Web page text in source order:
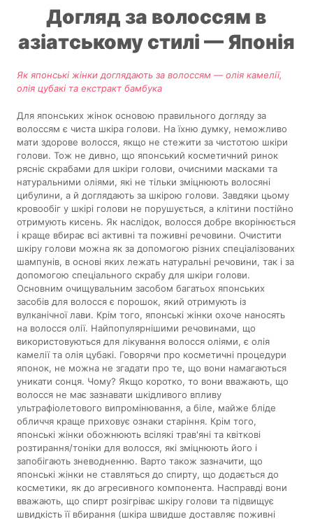
Догляд за волоссям в
азіатському стилі — Японія
Як японські жінки доглядають за волоссям — олія камелії,
олія цубакі та екстракт бамбука
Для японських жінок основою правильного догляду за
волоссям є чиста шкіра голови. На їхню думку, неможливо
мати здорове волосся, якщо не стежити за чистотою шкіри
голови. Тож не дивно, що японський косметичний ринок
рясніє скрабами для шкіри голови, очисними масками та
натуральними оліями, які не тільки зміцнюють волосяні
цибулини, а й доглядають за шкірою голови. Завдяки цьому
кровообіг у шкірі голови не порушується, а клітини постійно
отримують кисень. Як наслідок, волосся добре вкорінюється
і краще вбирає всі активні та поживні речовини. Очистити
шкіру голови можна як за допомогою різних спеціалізованих
шампунів, в основі яких лежать натуральні речовини, так і за
допомогою спеціального скрабу для шкіри голови.
Основним очищувальним засобом багатьох японських
засобів для волосся є порошок, який отримують із
вулканічної лави. Крім того, японські жінки охоче наносять
на волосся олії. Найпопулярнішими речовинами, що
використовуються для лікування волосся оліями, є олія
камелії та олія цубакі. Говорячи про косметичні процедури
японок, не можна не згадати про те, що вони намагаються
уникати сонця. Чому? Якщо коротко, то вони вважають, що
волосся не має зазнавати шкідливого впливу
ультрафіолетового випромінювання, а біле, майже бліде
обличчя краще приховує ознаки старіння. Крім того,
японські жінки обожнюють всілякі трав'яні та квіткові
розтирання/тоніки для волосся, які зміцнюють його і
запобігають зневодненню. Варто також зазначити, що
японські жінки не ставляться до спирту, що додається до
косметики, як до агресивного компонента. Насправді вони
вважають, що спирт розігріває шкіру голови та підвищує
швидкість її вбирання (шкіра швидше доставляє поживні